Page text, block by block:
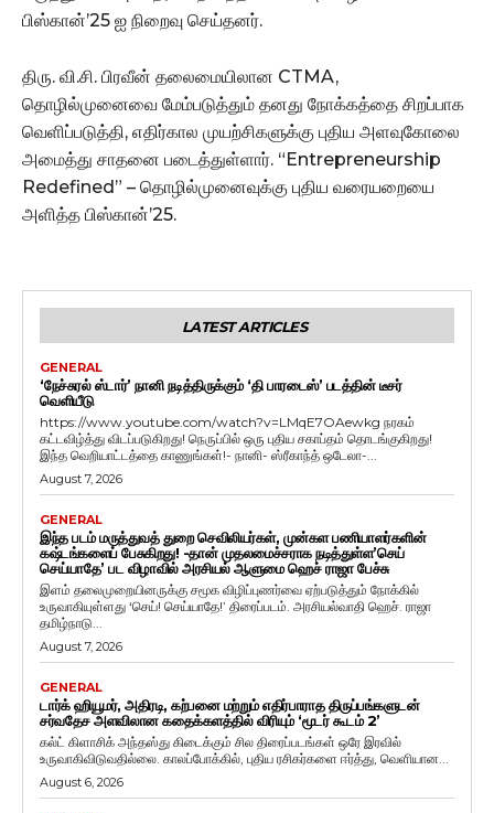
பிஸ்கான்’25 ஐ நிறைவு செய்தனர்.
திரு. வி.சி. பிரவீன் தலைமையிலான CTMA,
தொழில்முனைவை மேம்படுத்தும் தனது நோக்கத்தை சிறப்பாக
வெளிப்படுத்தி, எதிர்கால முயற்சிகளுக்கு புதிய அளவுகோலை
அமைத்து சாதனை படைத்துள்ளார். “Entrepreneurship
Redefined” – தொழில்முனைவுக்கு புதிய வரையறையை
அளித்த பிஸ்கான்’25.
LATEST ARTICLES
GENERAL
‘நேச்சுரல் ஸ்டார்’ நானி நடித்திருக்கும் ‘தி பாரடைஸ்’ படத்தின் டீசர்
வெளியீடு
https://www.youtube.com/watch?v=LMqE7OAewkg நரகம்
கட்டவிழ்த்து விடப்படுகிறது! நெருப்பில் ஒரு புதிய சகாப்தம் தொடங்குகிறது!
இந்த வெறியாட்டத்தை காணுங்கள்!- நானி- ஸ்ரீகாந்த் ஒடேலா-...
August 7, 2026
GENERAL
இந்த படம் மருத்துவத் துறை செவிலியர்கள், முன்கள பணியாளர்களின்
கஷ்டங்களைப் பேசுகிறது! -தான் முதலமைச்சராக நடித்துள்ள’செய்
செய்யாதே’ பட விழாவில் அரசியல் ஆளுமை ஹெச் ராஜா பேச்சு
இளம் தலைமுறையினருக்கு சமூக விழிப்புணர்வை ஏற்படுத்தும் நோக்கில்
உருவாகியுள்ளது ‘செய்! செய்யாதே!’ திரைப்படம். அரசியல்வாதி ஹெச். ராஜா
தமிழ்நாடு...
August 7, 2026
GENERAL
டார்க் ஹியூமர், அதிரடி, கற்பனை மற்றும் எதிர்பாராத திருப்பங்களுடன்
சர்வதேச அளவிலான கதைக்களத்தில் விரியும் ‘மூடர் கூடம் 2’
கல்ட் கிளாசிக் அந்தஸ்து கிடைக்கும் சில திரைப்படங்கள் ஒரே இரவில்
உருவாகிவிடுவதில்லை. காலப்போக்கில், புதிய ரசிகர்களை ஈர்த்து, வெளியான...
August 6, 2026